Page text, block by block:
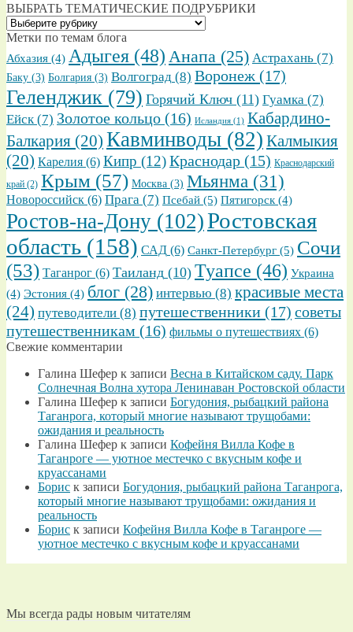
ВЫБРАТЬ ТЕМАТИЧЕСКИЕ ПОДРУБРИКИ
ВЫБРАТЬ
ТЕМАТИЧЕСКИЕ
ПОДРУБРИКИ
Метки по темам блога
Абхазия (4) Адыгея (48) Анапа (25) Астрахань (7)
Баку (3) Болгария (3) Волгоград (8) Воронеж (17)
Геленджик (79) Горячий Ключ (11) Гуамка (7)
Ейск (7) Золотое кольцо (16) Исландия (1) Кабардино-
Балкария (20) Кавминводы (82) Калмыкия
(20) Карелия (6) Кипр (12)Краснодар (15) Краснодарский
край (2) Крым (57) Москва (3) Мьянма (31)
Новороссийск (6) Прага (7) Псебай (5) Пятигорск (4)
Ростов-на-Дону (102)Ростовская
область (158) САД (6) Санкт-Петербург (5) Сочи
(53) Таганрог (6) Таиланд (10) Туапсе (46) Украина
(4) Эстония (4) блог (28) интервью (8) красивые места
(24) путеводители (8) путешественники (17) советы
путешественникам (16) фильмы о путешествиях (6)
Свежие комментарии
Галина Шефер к записи Весна в Китайском саду. Парк
Солнечная Волна хутора Ленинаван Ростовской области
Галина Шефер к записи Богудония, рыбацкий района
Таганрога, который многие называют трущобами:
ожидания и реальность
Галина Шефер к записи Кофейня Вилла Кофе в
Таганроге — уютное местечко с вкусным кофе и
круассанами
Борис к записи Богудония, рыбацкий района Таганрога,
который многие называют трущобами: ожидания и
реальность
Борис к записи Кофейня Вилла Кофе в Таганроге —
уютное местечко с вкусным кофе и круассанами
Мы всегда рады новым читателям